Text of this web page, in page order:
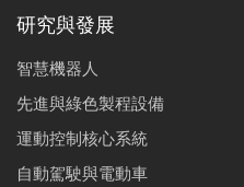
研究與發展
智慧機器人
先進與綠色製程設備
運動控制核心系統
自動駕駛與電動車